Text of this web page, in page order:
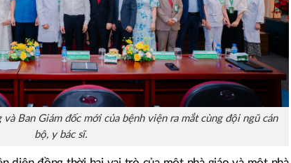
Ban Giám đốc mới của bệnh viện ra mắt cùng đội ngũ cán
bộ, y bác sĩ.